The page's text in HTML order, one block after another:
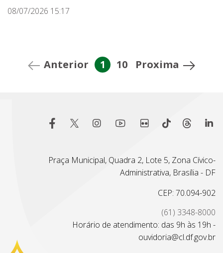
08/07/2026 15:17
Anterior 1 10 Proxima
Praça Municipal, Quadra 2, Lote 5, Zona Cívico-
Administrativa, Brasília - DF
CEP: 70.094-902
(61) 3348-8000
Horário de atendimento: das 9h às 19h -
ouvidoria@cl.df.gov.br